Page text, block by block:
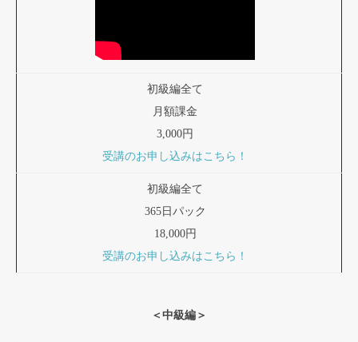
初級編全て
月額課金
3,000円
受講のお申し込みはこちら！
初級編全て
365日パック
18,000円
受講のお申し込みはこちら！
＜中級編＞